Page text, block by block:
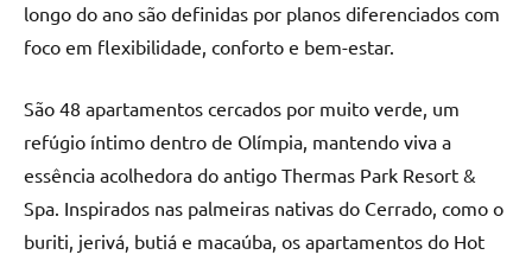
longo do ano são definidas por planos diferenciados com
foco em flexibilidade, conforto e bem-estar.
São 48 apartamentos cercados por muito verde, um
refúgio íntimo dentro de Olímpia, mantendo viva a
essência acolhedora do antigo Thermas Park Resort &
Spa. Inspirados nas palmeiras nativas do Cerrado, como o
buriti, jerivá, butiá e macaúba, os apartamentos do Hot